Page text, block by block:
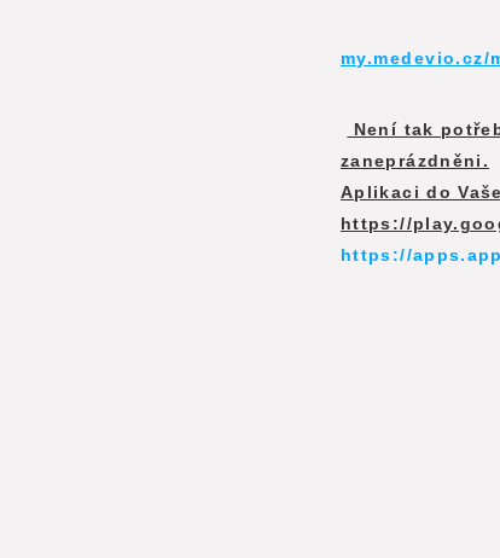
my.medevio.cz/
Není tak
zaneprázdněni.
Aplikaci do
https://
https://